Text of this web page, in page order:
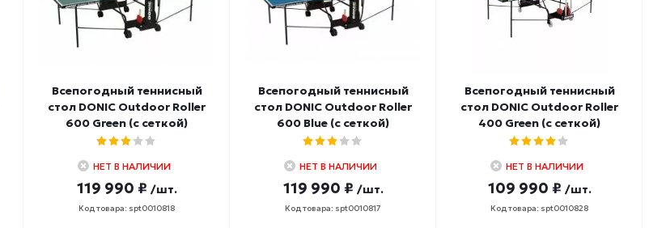
Всепогодный теннисный
стол DONIC Outdoor Roller
600 Green (с сеткой)
НЕТ В НАЛИЧИИ
119 990 ₽ /шт.
Код товара: spt0010818
Всепогодный теннисный
стол DONIC Outdoor Roller
600 Blue (с сеткой)
НЕТ В НАЛИЧИИ
119 990 ₽ /шт.
Код товара: spt0010817
Всепогодный теннисный
стол DONIC Outdoor Roller
400 Green (с сеткой)
НЕТ В НАЛИЧИИ
109 990 ₽ /шт.
Код товара: spt0010828